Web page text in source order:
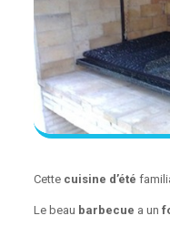
Cette cuisine d’été
Le beau barbecue a un